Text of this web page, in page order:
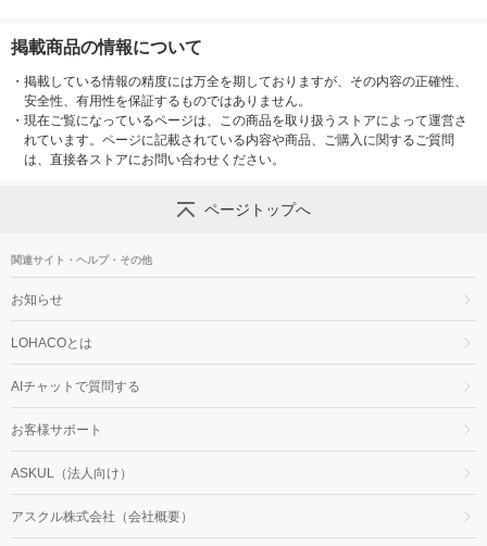
掲載商品の情報について
・ 掲載している情報の精度には万全を期しておりますが、その内容の正確性、
安全性、有用性を保証するものではありません。
・ 現在ご覧になっているページは、この商品を取り扱うストアによって運営さ
れています。ページに記載されている内容や商品、ご購入に関するご質問
は、直接各ストアにお問い合わせください。
ページトップへ
関連サイト・ヘルプ・その他
お知らせ
LOHACOとは
AIチャットで質問する
お客様サポート
ASKUL（法人向け）
アスクル株式会社（会社概要）